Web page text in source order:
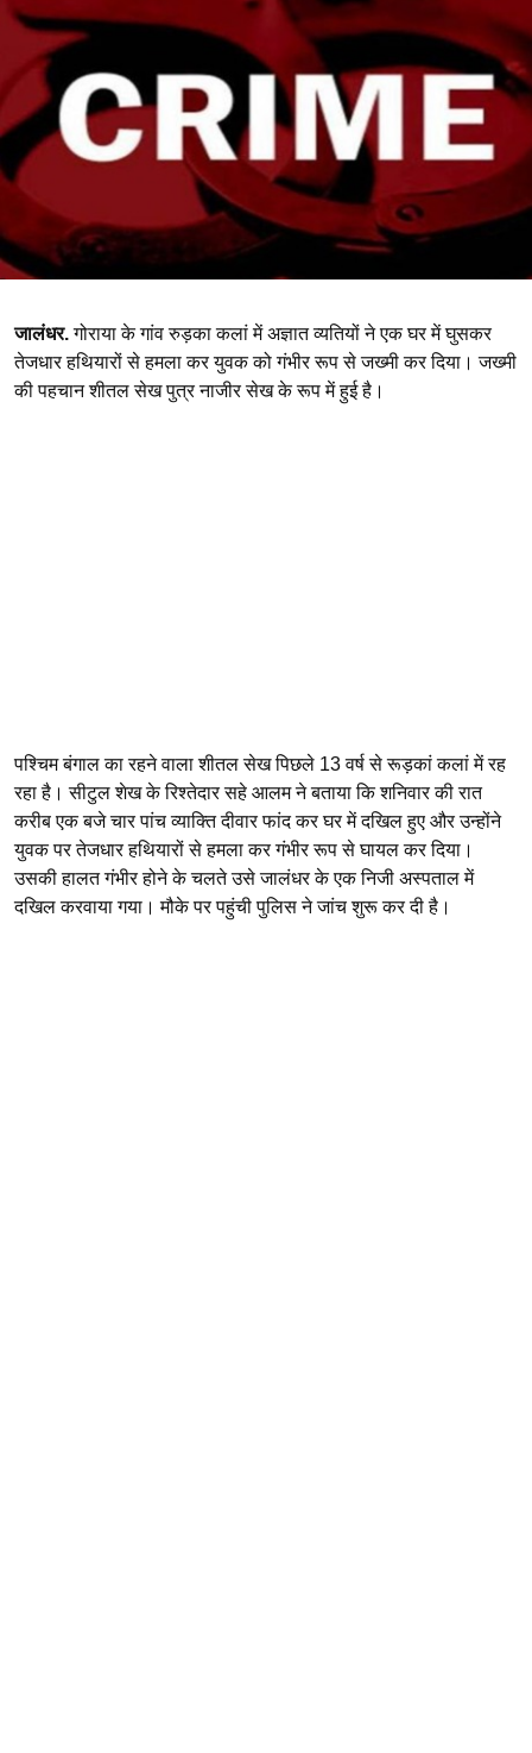
जालंधर.गोराया के गांव रुड़का कलां में अज्ञात व्यतियों ने एक घर में घुसकर
तेजधार हथियारों से हमला कर युवक को गंभीर रूप से जख्मी कर दिया। जख्मी
की पहचान शीतल सेख पुत्र नाजीर सेख के रूप में हुई है।
पश्चिम बंगाल का रहने वाला शीतल सेख पिछले 13 वर्ष से रूड़कां कलां में रह
रहा है। सीटुल शेख के रिश्तेदार सहे आलम ने बताया कि शनिवार की रात
करीब एक बजे चार पांच व्याक्ति दीवार फांद कर घर में दखिल हुए और उन्होंने
युवक पर तेजधार हथियारों से हमला कर गंभीर रूप से घायल कर दिया।
उसकी हालत गंभीर होने के चलते उसे जालंधर के एक निजी अस्पताल में
दखिल करवाया गया। मौके पर पहुंची पुलिस ने जांच शुरू कर दी है।